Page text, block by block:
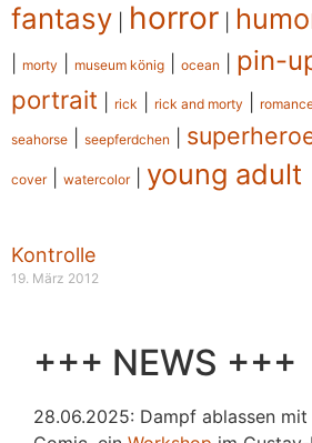
fantasy horror
morty museum könig ocean pin-
portrait rick rick and morty
seahorse seepferdchen
cover| watercolor| young adult
Kontrolle
19. März 2012
+++ NEWS +++
28.06.2025: Dampf ablassen